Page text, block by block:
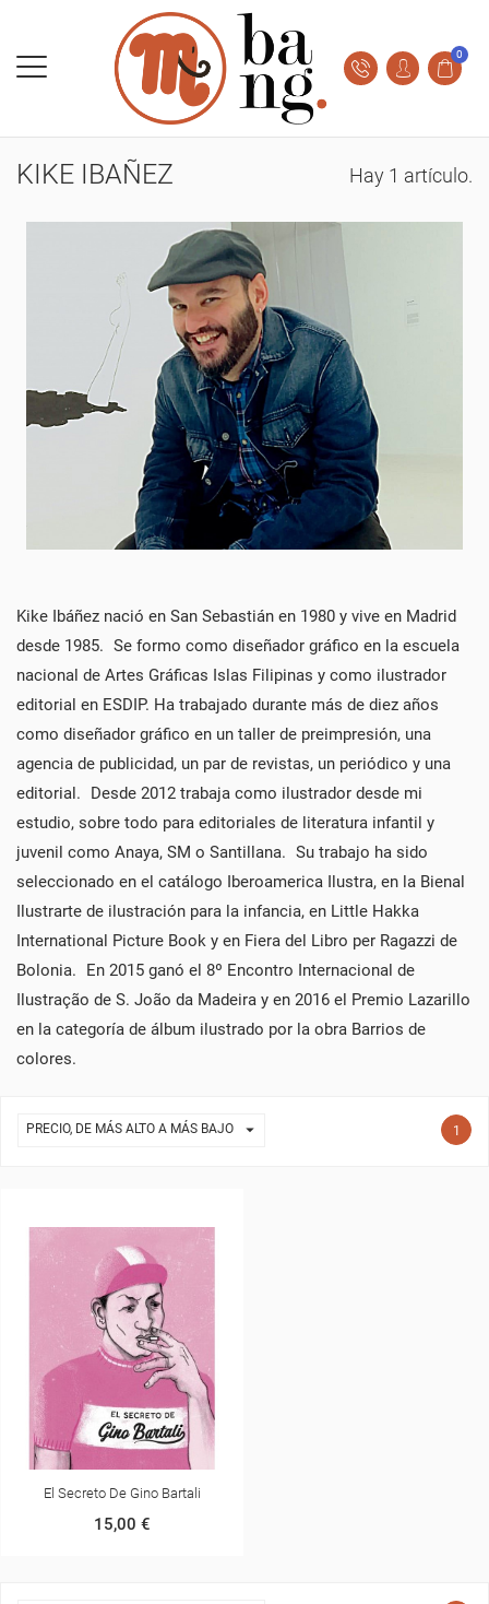
0
KIKE IBAÑEZ Hay 1 artículo.
Kike Ibáñez nació en San Sebastián en 1980 y vive en Madrid
desde 1985. Se formo como diseñador gráfico en la escuela
nacional de Artes Gráficas Islas Filipinas y como ilustrador
editorial en ESDIP. Ha trabajado durante más de diez años
como diseñador gráfico en un taller de preimpresión, una
agencia de publicidad, un par de revistas, un periódico y una
editorial. Desde 2012 trabaja como ilustrador desde mi
estudio, sobre todo para editoriales de literatura infantil y
juvenil como Anaya, SM o Santillana. Su trabajo ha sido
seleccionado en el catálogo Iberoamerica Ilustra, en la Bienal
Ilustrarte de ilustración para la infancia, en Little Hakka
International Picture Book y en Fiera del Libro per Ragazzi de
Bolonia. En 2015 ganó el 8º Encontro Internacional de
Ilustração de S. João da Madeira y en 2016 el Premio Lazarillo
en la categoría de álbum ilustrado por la obra Barrios de
colores.
PRECIO, DE MÁS ALTO A MÁS BAJO  1
El Secreto De Gino Bartali
15,00 €
((CANCELTEXT))
CREAR LISTA DE DESEOS
CANCELAR
LISTA DE DESEOS.